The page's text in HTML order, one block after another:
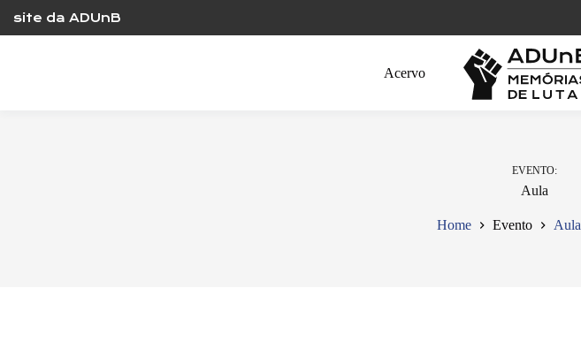
content
site da ADUnB
Acervo
EVENTO
Aula
Home Evento Aula